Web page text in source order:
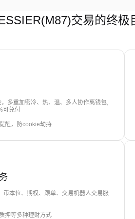
交易的终极
多重加密冷、热、温、多人协作离钱包,
可兑付
醒，防cookie劫持
币本位、期权、跟单、交易机器人交易服
押等多种理财方式